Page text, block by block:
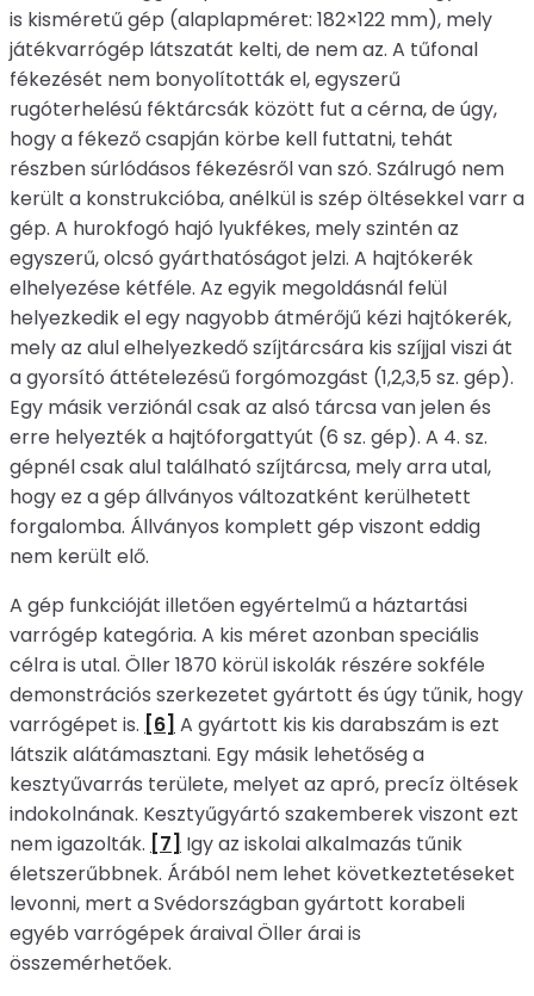
is kisméretű gép (alaplapméret: 182×122 mm), mely
játékvarrógép látszatát kelti, de nem az. A tűfonal
fékezését nem bonyolították el, egyszerű
rugóterhelésú féktárcsák között fut a cérna, de úgy,
hogy a fékező csapján körbe kell futtatni, tehát
részben súrlódásos fékezésről van szó. Szálrugó nem
került a konstrukcióba, anélkül is szép öltésekkel varr a
gép. A hurokfogó hajó lyukfékes, mely szintén az
egyszerű, olcsó gyárthatóságot jelzi. A hajtókerék
elhelyezése kétféle. Az egyik megoldásnál felül
helyezkedik el egy nagyobb átmérőjű kézi hajtókerék,
mely az alul elhelyezkedő szíjtárcsára kis szíjjal viszi át
a gyorsító áttételezésű forgómozgást (1,2,3,5 sz. gép).
Egy másik verziónál csak az alsó tárcsa van jelen és
erre helyezték a hajtóforgattyút (6 sz. gép). A 4. sz.
gépnél csak alul található szíjtárcsa, mely arra utal,
hogy ez a gép állványos változatként kerülhetett
forgalomba. Állványos komplett gép viszont eddig
nem került elő.
A gép funkcióját illetően egyértelmű a háztartási
varrógép kategória. A kis méret azonban speciális
célra is utal. Öller 1870 körül iskolák részére sokféle
demonstrációs szerkezetet gyártott és úgy tűnik, hogy
varrógépet is. [6] A gyártott kis kis darabszám is ezt
látszik alátámasztani. Egy másik lehetőség a
kesztyűvarrás területe, melyet az apró, precíz öltések
indokolnának. Kesztyűgyártó szakemberek viszont ezt
nem igazolták. [7] Igy az iskolai alkalmazás tűnik
életszerűbbnek. Árából nem lehet következtetéseket
levonni, mert a Svédországban gyártott korabeli
egyéb varrógépek áraival Öller árai is
összemérhetőek.